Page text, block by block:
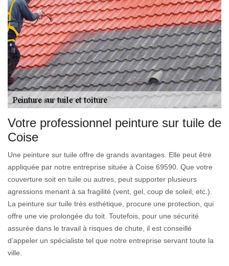
Votre professionnel peinture sur tuile de
Coise
Une peinture sur tuile offre de grands avantages. Elle peut être
appliquée par notre entreprise située à Coise 69590. Que votre
couverture soit en tuile ou autres, peut supporter plusieurs
agressions menant à sa fragilité (vent, gel, coup de soleil, etc.).
La peinture sur tuile très esthétique, procure une protection, qui
offre une vie prolongée du toit. Toutefois, pour une sécurité
assurée dans le travail à risques de chute, il est conseillé
d’appeler un spécialiste tel que notre entreprise servant toute la
ville.